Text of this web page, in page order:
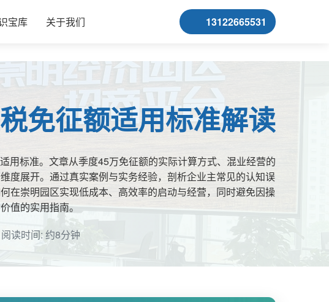
宝库 关于我们 13122665531
免征额适用标准解读
用标准。文章从季度45万免征额的实际计算方式、混业经营的
度展开。通过真实案例与实务经验，剖析企业主常见的认知误
在崇明园区实现低成本、高效率的启动与经营，同时避免因操
值的实用指南。
阅读时间: 约8分钟